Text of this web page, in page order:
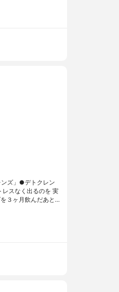
ンズ」●デトクレン
レスなく出るのを 実
３ヶ月飲んだあと…